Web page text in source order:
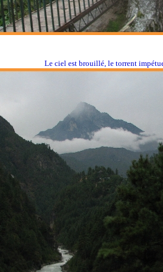
Le ciel est brouillé, le torrent